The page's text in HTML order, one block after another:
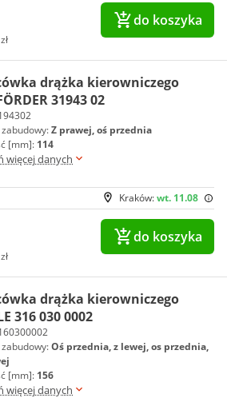
do koszyka
drążka kierowniczego
31943 02
Z prawej, oś przednia
[mm]: 114
więcej danych
Kraków:wt. 11.08
do koszyka
drążka kierowniczego
316 030 0002
Oś przednia, z lewej, os przednia,
[mm]: 156
więcej danych